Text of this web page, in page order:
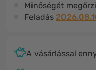
Minőségét
Feladás
A vásárlással